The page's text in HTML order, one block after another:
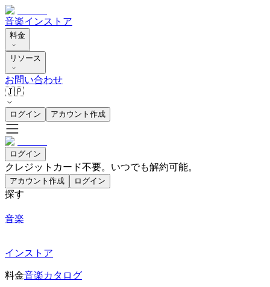
音楽インストア
料金
リソース
お問い合わせ
🇯🇵
ログイン アカウント作成
ログイン
クレジットカード不要。いつでも解約可能。
アカウント作成 ログイン
探す
音楽
インストア
料金音楽カタログ